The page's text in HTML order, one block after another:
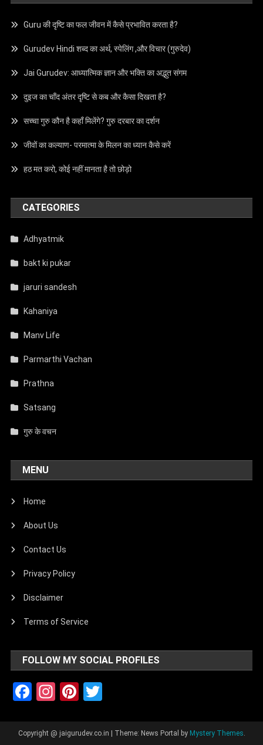
Guru की दृष्टि का फल जीवन में कैसे प्रभावित करता है?
Gurudev Hindi शब्द का अर्थ, स्पेलिंग ,और विचार (गुरुदेव)
Jai Gurudev: आध्यात्मिक ज्ञान और भक्ति का अद्भुत संगम
दुइज का चाँद अंतर दृष्टि से कब और कैसा दिखता है?
सच्चा गुरु कौन है कहाँ मिलेंगे? गुरु दरबार का दर्शन
जीवों का कल्याण- परमात्मा के मिलन का ध्यान कैसे करें
हठ मत करो, कोई नहीं मानता है तो छोड़ो
CATEGORIES
Adhyatmik
bakt ki pukar
jaruri sandesh
Kahaniya
Manv Life
Parmarthi Vachan
Prathna
Satsang
गुरु के वचन
MENU
Home
About Us
Contact Us
Privacy Policy
Disclaimer
Terms of Service
FOLLOW MY SOCIAL PROFILES
Facebook
Instagram
Pinterest
Copyright @ jaigurudev.co.in | Theme: News Portal by Mystery Themes